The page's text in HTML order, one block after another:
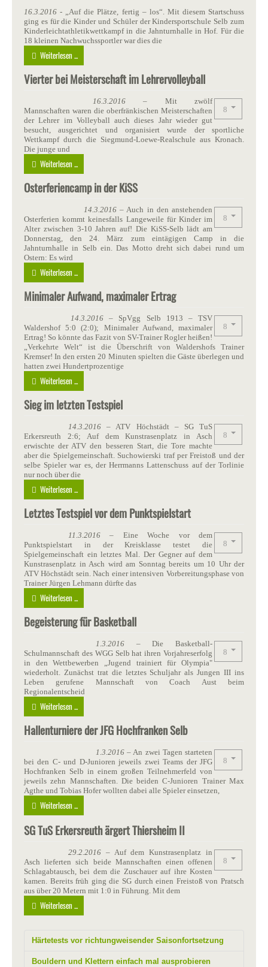
16.3.2016 - „Auf die Plätze, fertig – los“. Mit diesem Startschuss
ging es für die Kinder und Schüler der Kindersportschule Selb zum
Kinderleichtathletikwettkampf in die Jahnturnhalle in Hof. Für die
18 kleinen Nachwuchssportler war dies die
Weiterlesen ...
Vierter bei Meisterschaft im Lehrervolleyball
16.3.2016 – Mit zwölf
Mannschaften waren die oberfränkischen Meisterschaften
der Lehrer im Volleyball auch dieses Jahr wieder gut
besucht, ausgerichtet und organisiert wurde der sportliche
Wettkampf durch die Siegmund-Loewe-Realschule aus Kronach.
Die junge und
Weiterlesen ...
Osterferiencamp in der KiSS
14.3.2016 – Auch in den anstehenden
Osterferien kommt keinesfalls Langeweile für Kinder im
Alter zwischen 3-10 Jahren auf! Die KiSS-Selb lädt am
Donnerstag, den 24. März zum eintägigen Camp in die
Jahnturnhalle in Selb ein. Das Motto dreht sich dabei rund um
Ostern: Es wird
Weiterlesen ...
Minimaler Aufwand, maximaler Ertrag
14.3.2016 – SpVgg Selb 1913 – TSV
Waldershof 5:0 (2:0); Minimaler Aufwand, maximaler
Ertrag! So könnte das Fazit von SV-Trainer Rogler heißen!
„Verkehrte Welt“ ist die Überschrift von Waldershofs Trainer
Kremser! In den ersten 20 Minuten spielten die Gäste überlegen und
hatten zwei Hundertprozentige
Weiterlesen ...
Sieg im letzten Testspiel
14.3.2016 – ATV Höchstädt – SG TuS
Erkersreuth 2:6; Auf dem Kunstrasenplatz in Asch
erwischte der ATV den besseren Start, die Tore machte
aber die Spielgemeinschaft. Suchowierski traf per Freistoß und der
selbe Spieler war es, der Herrmanns Lattenschuss auf der Torlinie
nur noch über die
Weiterlesen ...
Letztes Testspiel vor dem Punktspielstart
11.3.2016 – Eine Woche vor dem
Punktspielstart in der Kreisklasse testet die
Spielgemeinschaft ein letztes Mal. Der Gegner auf dem
Kunstrasenplatz in Asch wird am Sonntag bereits um 10 Uhr der
ATV Höchstädt sein. Nach einer intensiven Vorbereitungsphase von
Trainer Jürgen Lehmann dürfte das
Weiterlesen ...
Begeisterung für Basketball
1.3.2016 – Die Basketball-
Schulmannschaft des WGG Selb hat ihren Vorjahreserfolg
in den Wettbewerben „Jugend trainiert für Olympia"
wiederholt. Zunächst trat die letztes Schuljahr als Jungen III ins
Leben gerufene Mannschaft von Coach Aust beim
Regionalentscheid
Weiterlesen ...
Hallenturniere der JFG Hochfranken Selb
1.3.2016 – An zwei Tagen starteten
bei den C- und D-Junioren jeweils zwei Teams der JFG
Hochfranken Selb in einem großen Teilnehmerfeld von
jeweils zehn Mannschaften. Die beiden C-Junioren Trainer Max
Agthe und Tobias Hofer wollten dabei alle Spieler einsetzen,
Weiterlesen ...
SG TuS Erkersreuth ärgert Thiersheim II
29.2.2016 – Auf dem Kunstrasenplatz in
Asch lieferten sich beide Mannschaften einen offenen
Schlagabtausch, bei dem die Zuschauer auf ihre Kosten
kamen. Bereits früh ging die SG durch einen Freistoß von Pratsch
aus über 20 Metern mit 1:0 in Führung. Mit dem
Weiterlesen ...
Härtetests vor richtungweisender Saisonfortsetzung
Bouldern und Klettern einfach mal ausprobieren